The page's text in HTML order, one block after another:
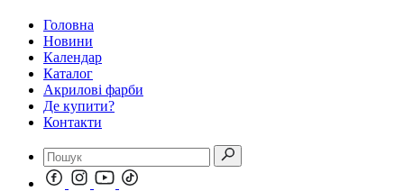
Головна
Новини
Календар
Каталог
Акрилові фарби
Де купити?
Контакти